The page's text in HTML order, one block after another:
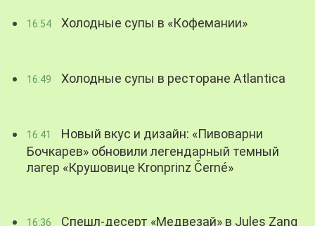
16:54 Холодные супы в «Кофемании»
16:49 Холодные супы в ресторане Atlantica
16:41
Новый вкус и дизайн: «Пивоварни
Бочкарев» обновили легендарный темный
лагер «Крушовице Kronprinz Černé»
16:36 Спешл-десерт «Медвезай» в Jules Zang